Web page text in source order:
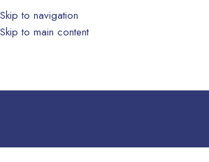
Skip to navigation
Skip to main content